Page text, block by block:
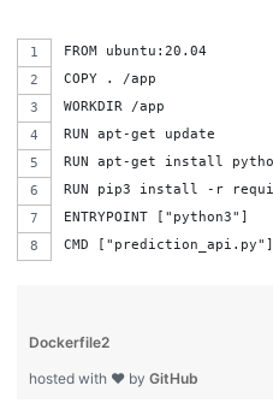
FROM ubuntu:20.04
COPY . /app
WORKDIR /app
RUN apt-get update
RUN apt-get install
RUN pip3 install -r
ENTRYPOINT ["python3"]
CMD ["prediction_api.py"]
Dockerfile2
hosted with ❤ by GitHub